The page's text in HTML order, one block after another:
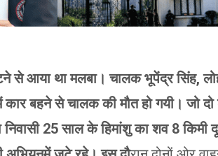
से आया था मलबा। चालक भूपेंद्र सिंह,
बहने से चालक की मौत हो गयी। जो
25 साल के हिमांशु का शव 8 किमी